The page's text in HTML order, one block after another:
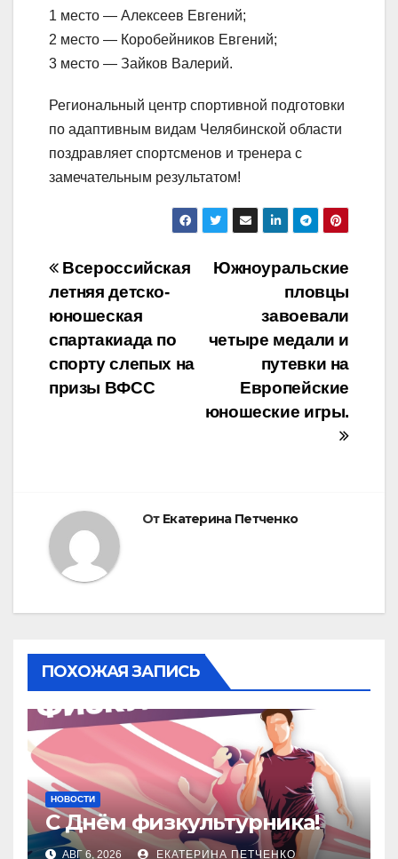
1 место — Алексеев Евгений;
2 место — Коробейников Евгений;
3 место — Зайков Валерий.
Региональный центр спортивной подготовки
по адаптивным видам Челябинской области
поздравляет спортсменов и тренера с
замечательным результатом!
Навигация
по
записям
Южноуральские
пловцы
завоевали
четыре медали и
путевки на
Европейские
юношеские игры.
Всероссийская
летняя детско-
юношеская
спартакиада по
спорту слепых на
призы ВФСС
От Екатерина Петченко
ПОХОЖАЯ ЗАПИСЬ
НОВОСТИ
С Днём физкультурника!
АВГ 6, 2026 ЕКАТЕРИНА ПЕТЧЕНКО